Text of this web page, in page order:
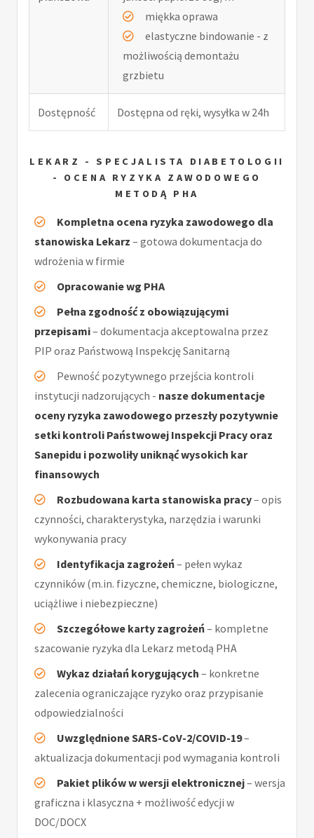
miękka oprawa
elastyczne bindowanie - z
możliwością demontażu
grzbietu
Dostępność Dostępna od ręki, wysyłka w 24h
LEKARZ - SPECJALISTA DIABETOLOGII
- OCENA RYZYKA ZAWODOWEGO
METODĄ PHA
Kompletna ocena ryzyka zawodowego dla
stanowiska Lekarz – gotowa dokumentacja do
wdrożenia w firmie
Opracowanie wg PHA
Pełna zgodność z obowiązującymi
przepisami– dokumentacja akceptowalna przez
PIP oraz Państwową Inspekcję Sanitarną
Pewność pozytywnego przejścia kontroli
instytucji nadzorujących - nasze dokumentacje
oceny ryzyka zawodowego przeszły pozytywnie
setki kontroli Państwowej Inspekcji Pracy oraz
Sanepidu i pozwoliły uniknąć wysokich kar
finansowych
Rozbudowana karta stanowiska pracy– opis
czynności, charakterystyka, narzędzia i warunki
wykonywania pracy
Identyfikacja zagrożeń– pełen wykaz
czynników (m.in. fizyczne, chemiczne, biologiczne,
uciążliwe i niebezpieczne)
Szczegółowe karty zagrożeń– kompletne
szacowanie ryzyka dla Lekarz metodą PHA
Wykaz działań korygujących – konkretne
zalecenia ograniczające ryzyko oraz przypisanie
odpowiedzialności
Uwzględnione SARS-CoV-2/COVID-19–
aktualizacja dokumentacji pod wymagania kontroli
Pakiet plików w wersji elektronicznej– wersja
graficzna i klasyczna + możliwość edycji w
DOC/DOCX